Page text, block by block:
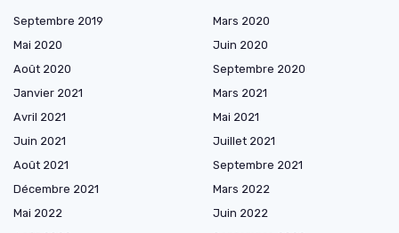
Septembre 2019
Mars 2020
Mai 2020
Juin 2020
Août 2020
Septembre 2020
Janvier 2021
Mars 2021
Avril 2021
Mai 2021
Juin 2021
Juillet 2021
Août 2021
Septembre 2021
Décembre 2021
Mars 2022
Mai 2022
Juin 2022